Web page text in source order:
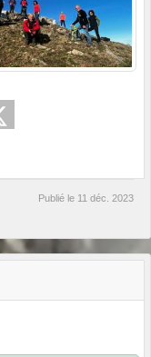
Publié le 11 déc. 2023